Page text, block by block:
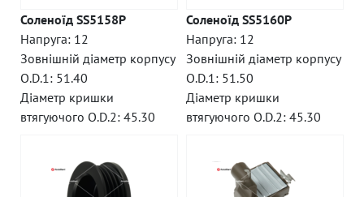
Соленоїд SS5158P
Напруга: 12
Зовнішній діаметр корпусу
O.D.1: 51.40
Діаметр кришки
втягуючого O.D.2: 45.30
Соленоїд SS5160P
Напруга: 12
Зовнішній діаметр корпусу
O.D.1: 51.50
Діаметр кришки
втягуючого O.D.2: 45.30